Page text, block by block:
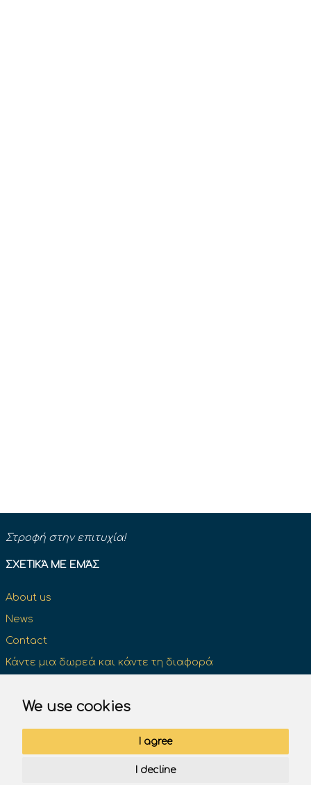
We use cookies
I agree
I decline
Στροφή στην επιτυχία!
ΣΧΕΤΙΚΆ ΜΕ ΕΜΆΣ
About us
News
Contact
Κάντε μια δωρεά και κάντε τη διαφορά
Επίσημα βιβλία του Κ.Ο.Κ
Πινακίδες σήμανσης του Κ.Ο.Κ.